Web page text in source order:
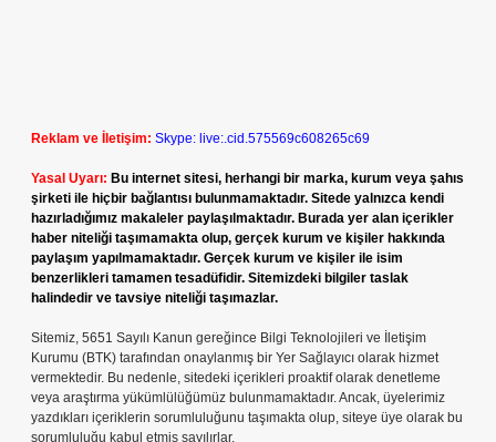
Reklam ve İletişim: Skype: live:.cid.575569c608265c69
Yasal Uyarı: Bu internet sitesi, herhangi bir marka, kurum veya şahıs
şirketi ile hiçbir bağlantısı bulunmamaktadır. Sitede yalnızca kendi
hazırladığımız makaleler paylaşılmaktadır. Burada yer alan içerikler
haber niteliği taşımamakta olup, gerçek kurum ve kişiler hakkında
paylaşım yapılmamaktadır. Gerçek kurum ve kişiler ile isim
benzerlikleri tamamen tesadüfidir. Sitemizdeki bilgiler taslak
halindedir ve tavsiye niteliği taşımazlar.
Sitemiz, 5651 Sayılı Kanun gereğince Bilgi Teknolojileri ve İletişim
Kurumu (BTK) tarafından onaylanmış bir Yer Sağlayıcı olarak hizmet
vermektedir. Bu nedenle, sitedeki içerikleri proaktif olarak denetleme
veya araştırma yükümlülüğümüz bulunmamaktadır. Ancak, üyelerimiz
yazdıkları içeriklerin sorumluluğunu taşımakta olup, siteye üye olarak bu
sorumluluğu kabul etmiş sayılırlar.